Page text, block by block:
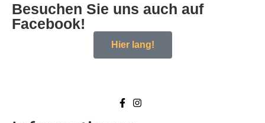
Besuchen Sie uns auch auf
Facebook!
Hier lang!